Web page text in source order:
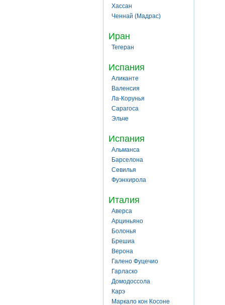
Хассан
Ченнай (Мадрас)
Иран
Тегеран
Испания
Аликанте
Валенсия
Ла-Корунья
Сарагоса
Эльче
Испания
Альманса
Барселона
Севилья
Фуэнхирола
Италия
Аверса
Арциньяно
Болонья
Брешиа
Верона
Галено Фуцечио
Гарласко
Домодоссола
Карэ
Маркало кон Косоне